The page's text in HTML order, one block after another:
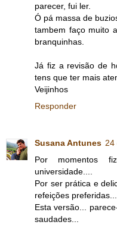
parecer, fui ler.
Ó pá massa de
tambem faço muito
branquinhas.
Já fiz a revisão de
tens que ter mais
Veijinhos
Responder
Susana Antunes 24
Por momentos
universidade....
Por ser prática e
refeições preferidas...
Esta versão...
saudades...